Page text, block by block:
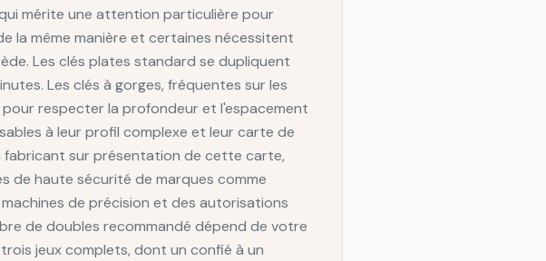
mérite une attention particulière pour
la même manière et certaines nécessitent
Les clés plates standard se dupliquent
Les clés à gorges, fréquentes sur les
respecter la profondeur et l'espacement
à leur profil complexe et leur carte de
sur présentation de cette carte,
de haute sécurité de marques comme
de précision et des autorisations
de doubles recommandé dépend de votre
jeux complets, dont un confié à un